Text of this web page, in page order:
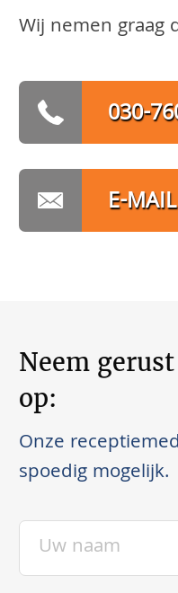
Wij nemen graag
030-
E-
Neem
op:
Onze
spoedig mogelijk.